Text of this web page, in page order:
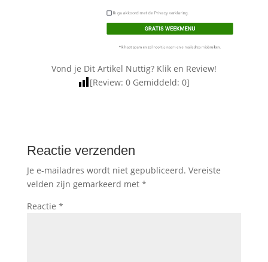
Vond je Dit Artikel Nuttig? Klik en Review!
[Review:0 Gemiddeld:0]
Reactie verzenden
Je e-mailadres wordt niet gepubliceerd. Vereiste
velden zijn gemarkeerd met *
Reactie *